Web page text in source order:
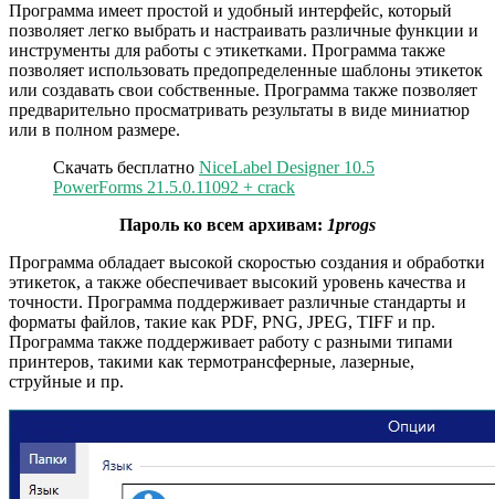
Программа имеет простой и удобный интерфейс, который
позволяет легко выбрать и настраивать различные функции и
инструменты для работы с этикетками. Программа также
позволяет использовать предопределенные шаблоны этикеток
или создавать свои собственные. Программа также позволяет
предварительно просматривать результаты в виде миниатюр
или в полном размере.
Скачать бесплатно NiceLabel Designer 10.5
PowerForms 21.5.0.11092 + crack
Пароль ко всем архивам: 1progs
Программа обладает высокой скоростью создания и обработки
этикеток, а также обеспечивает высокий уровень качества и
точности. Программа поддерживает различные стандарты и
форматы файлов, такие как PDF, PNG, JPEG, TIFF и пр.
Программа также поддерживает работу с разными типами
принтеров, такими как термотрансферные, лазерные,
струйные и пр.